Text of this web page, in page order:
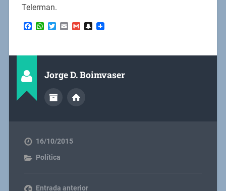
Telerman.
Facebook
WhatsApp
Twitter
EmailGmailSnapchat
Jorge D. Boimvaser
16/10/2015
Política
Entrada anterior